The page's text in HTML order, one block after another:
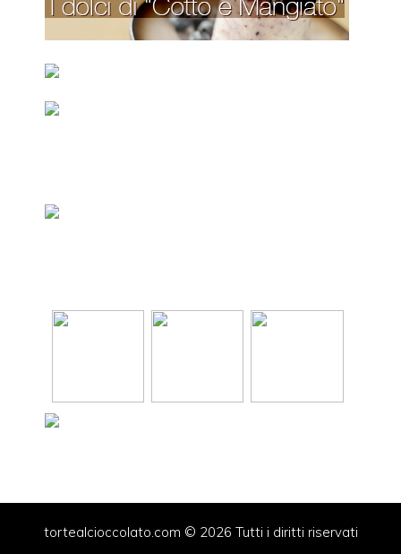
tortealcioccolato.com © 2026 Tutti i diritti riservati